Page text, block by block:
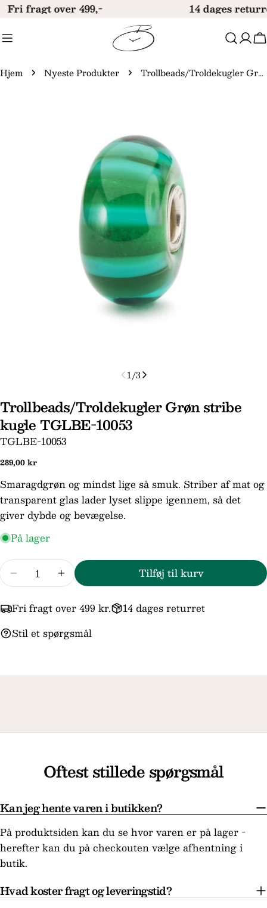
Gå
indhold
Fri fragt over 499,- 14 dages
Hjem Nyeste Produkter Trollbeads/Troldekugler Grøn stribe kugle TGLBE-10053
medie 0 i modal
1/3
Trollbeads/Troldekugler Grøn stribe
kugle TGLBE-10053
SKU:
TGLBE-10053
Normal
289,00 kr
Smaragdgrøn og mindst lige så smuk. Striber af mat og
transparent glas lader lyset slippe igennem, så det
giver dybde og bevægelse.
På lager
Reducer mængden for Trollbeads/
Forøg mængden for Trollbeads/
Tilføj til kurv
Fri fragt over 499 kr.
14 dages returret
Stil et spørgsmål
Stil et spørgsmål
Dit
navn
email
Din
telefon
besked
Felterne markeret med * er obligatoriske.
Send spørgsmål
Oftest stillede spørgsmål
Kan jeg hente varen i butikken?
På produktsiden kan du se hvor varen er på lager -
herefter kan du på checkouten vælge afhentning i
butik.
Hvad koster fragt og leveringstid?